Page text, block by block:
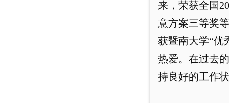
来，荣获全国
意方案三等奖
获暨南大学“优
热爱。在过去
持良好的工作